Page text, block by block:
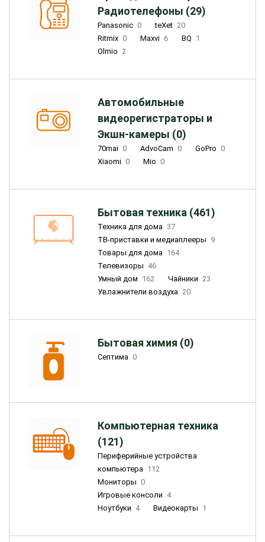
Радиотелефоны (29)
Panasonic 0 teXet 20
Ritmix 0 Maxvi 6 BQ 1
Olmio 2
Автомобильные
видеорегистраторы и
Экшн-камеры (0)
70mai 0 AdvoCam 0 GoPro 0
Xiaomi 0 Mio 0
Бытовая техника (461)
Техника для дома 37
ТВ-приставки и медиаплееры 9
Товары для дома 164
Телевизоры 46
Умный дом 162 Чайники 23
Увлажнители воздуха 20
Бытовая химия (0)
Септима 0
Компьютерная техника
(121)
Периферийные устройства
компьютера 112
Мониторы 0
Игровые консоли 4
Ноутбуки 4 Видеокарты 1